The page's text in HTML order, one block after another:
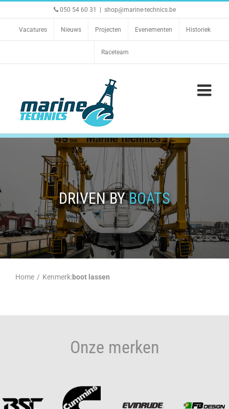
050 54 60 31 shop@marine-technics.be
Vacatures Nieuws Projecten Evenementen Historiek
Raceteam
DRIVEN BYBOATS
Home / Kenmerk:boot lassen
Onze merken